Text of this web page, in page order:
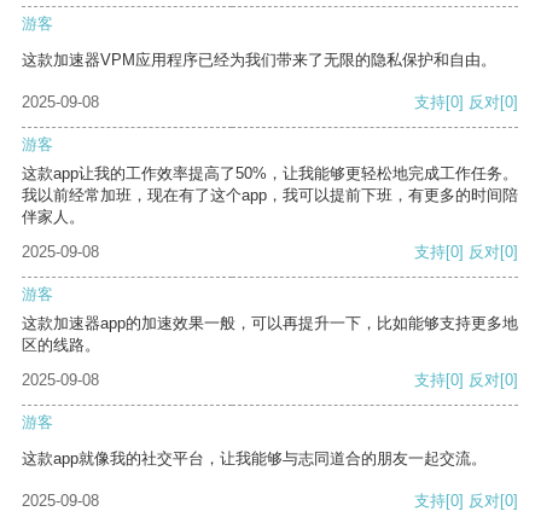
游客
这款加速器VPM应用程序已经为我们带来了无限的隐私保护和自由。
2025-09-08 支持[0] 反对[0]
游客
这款app让我的工作效率提高了50%，让我能够更轻松地完成工作任务。
我以前经常加班，现在有了这个app，我可以提前下班，有更多的时间陪
伴家人。
2025-09-08
支持[0] 反对[0]
游客
这款加速器app的加速效果一般，可以再提升一下，比如能够支持更多地
区的线路。
2025-09-08
支持[0] 反对[0]
游客
这款app就像我的社交平台，让我能够与志同道合的朋友一起交流。
2025-09-08 支持[0] 反对[0]